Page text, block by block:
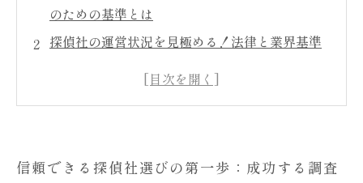
のための基準とは
探偵社の運営状況を見極める！法律と業界基準
かの見極め方
信頼できる探偵社選びの第一歩：成功する調査